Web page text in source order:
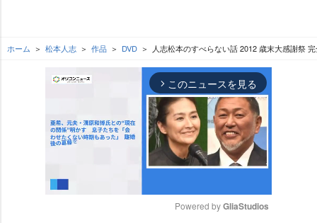
ホーム 松本人志 作品 DVD 人志松本のすべらない話 2012 歳末大感謝祭
arrow_forward_ios このニュースを見る
Powered by GliaStudios